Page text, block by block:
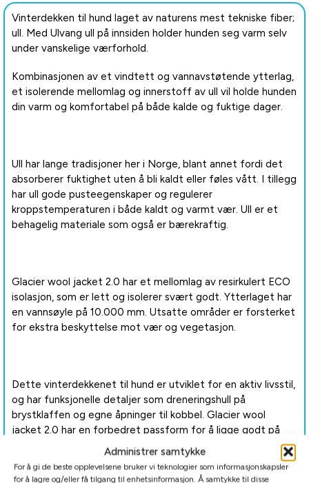
Administrer samtykke
For å gi de beste opplevelsene bruker vi teknologier som informasjonskapsler
for å lagre og/eller få tilgang til enhetsinformasjon. Å samtykke til disse
Vinterdekken til hund laget av naturens mest tekniske fiber;
ull. Med Ulvang ull på innsiden holder hunden seg varm selv
under vanskelige værforhold.
Kombinasjonen av et vindtett og vannavstøtende ytterlag,
et isolerende mellomlag og innerstoff av ull vil holde hunden
din varm og komfortabel på både kalde og fuktige dager.
Ull har lange tradisjoner her i Norge, blant annet fordi det
absorberer fuktighet uten å bli kaldt eller føles vått. I tillegg
har ull gode pusteegenskaper og regulerer
kroppstemperaturen i både kaldt og varmt vær. Ull er et
behagelig materiale som også er bærekraftig.
Glacier wool jacket 2.0 har et mellomlag av resirkulert ECO
isolasjon, som er lett og isolerer svært godt. Ytterlaget har
en vannsøyle på 10.000 mm. Utsatte områder er forsterket
for ekstra beskyttelse mot vær og vegetasjon.
Dette vinterdekkenet til hund er utviklet for en aktiv livsstil,
og har funksjonelle detaljer som dreneringshull på
brystklaffen og egne åpninger til kobbel. Glacier wool
jacket 2.0 har en forbedret passform for å ligge godt på
hundens kropp. Dekkenet er justerbart og kan enkelt
tilpasses din hund. Beinstropper holder dekkenet på plass
når hunden beveger seg eller i sterk vind.